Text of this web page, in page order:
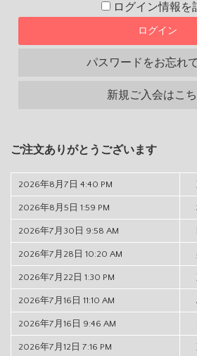
ログイン情報を
パスワードをお忘れ
新規ご入会はこ
ご注文ありがとうございます
2026年8月7日 4:40 PM
2026年8月5日 1:59 PM
2026年7月30日 9:58 AM
2026年7月28日 10:20 AM
2026年7月22日 1:30 PM
2026年7月16日 11:10 AM
2026年7月16日 9:46 AM
2026年7月12日 7:16 PM